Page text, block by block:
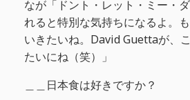
なが「ドント・レット・ミー・
れると特別な気持ちになるよ。
いきたいね。David Guettaが、
たいにね（笑）」
＿＿日本食は好きですか？